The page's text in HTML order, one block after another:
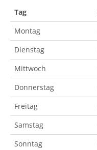
Tag
Montag
Dienstag
Mittwoch
Donnerstag
Freitag
Samstag
Sonntag